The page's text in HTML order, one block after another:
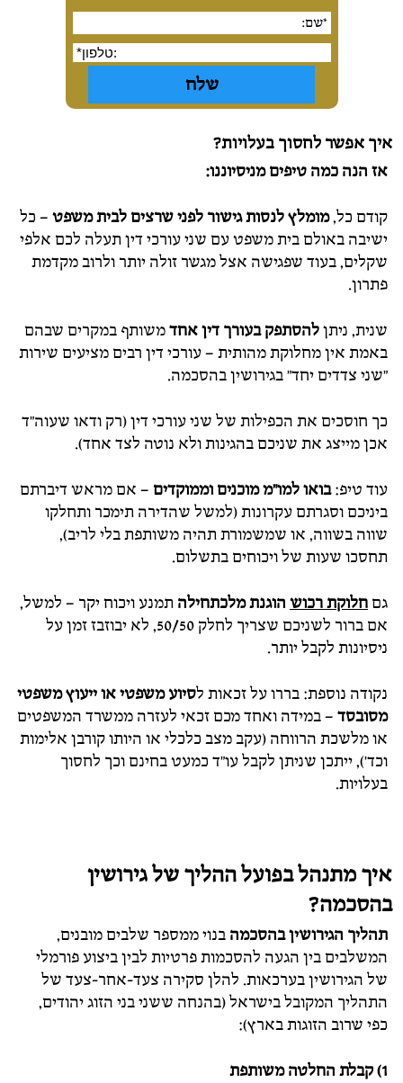
איך אפשר לחסוך בעלויות?
אז הנה כמה טיפים מניסיוננו:
קודם כל,מומלץ לנסות גישור לפני שרצים לבית משפט – כל
ישיבה באולם בית משפט עם שני עורכי דין תעלה לכם אלפי
שקלים, בעוד שפגישה אצל מגשר זולה יותר ולרוב מקדמת
פתרון.
שנית, ניתןלהסתפק בעורך דין אחדמשותף במקרים שבהם
באמת אין מחלוקת מהותית – עורכי דין רבים מציעים שירות
"שני צדדים יחד" בגירושין בהסכמה.
כך חוסכים את הכפילות של שני עורכי דין (רק ודאו שעוה"ד
אכן מייצג את שניכם בהגינות ולא נוטה לצד אחד).
עוד טיפ:בואו למו"מ מוכנים וממוקדים – אם מראש דיברתם
ביניכם וסגרתם עקרונות (למשל שהדירה תימכר ותחלקו
שווה בשווה, או שמשמורת תהיה משותפת בלי לריב),
תחסכו שעות של ויכוחים בתשלום.
גם חלוקת רכושהוגנת מלכתחילה תמנע ויכוח יקר – למשל,
אם ברור לשניכם שצריך לחלק 50/50, לא יבוזבז זמן על
ניסיונות לקבל יותר.
נקודה נוספת: בררו על זכאות לסיוע משפטי או ייעוץ משפטי
מסובסד – במידה ואחד מכם זכאי לעזרה ממשרד המשפטים
או מלשכת הרווחה (עקב מצב כלכלי או היותו קורבן אלימות
וכד'), ייתכן שניתן לקבל עו"ד כמעט בחינם וכך לחסוך
בעלויות.
איך מתנהל בפועל ההליך של גירושין
בהסכמה?
תהליך הגירושין בהסכמה בנוי ממספר שלבים מובנים,
המשלבים בין הגעה להסכמות פרטיות לבין ביצוע פורמלי
של הגירושין בערכאות. להלן סקירה צעד-אחר-צעד של
התהליך המקובל בישראל (בהנחה ששני בני הזוג יהודים,
כפי שרוב הזוגות בארץ):
1) קבלת החלטה משותפת